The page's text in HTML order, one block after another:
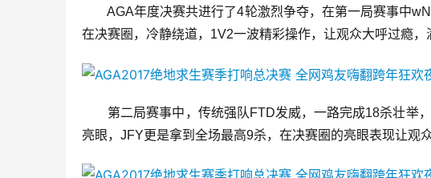
AGA年度决赛共进行了4轮激烈争夺，在第一局赛事中
在决赛圈，冷静绕道，1V2一波精彩操作，让观众大呼过瘾
第二局赛事中，传统强队FTD发威，一路完成18杀壮举
亮眼，JFY更是拿到全场最高9杀，在决赛圈的亮眼表现让观